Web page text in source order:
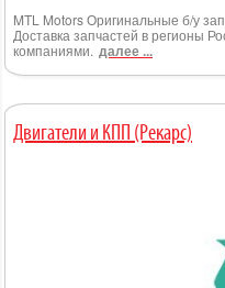
MTL Motors Оригинальные б/у
Доставка запчастей в регионы
компаниями. далее ...
Двигатели и КПП (Рекарс)